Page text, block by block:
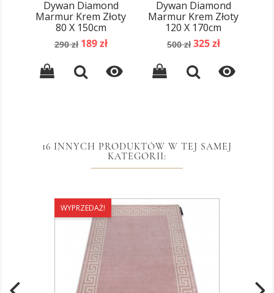
Dywan Diamond
Marmur Krem Złoty
80 X 150cm
Cena
290 zł Cena
189 zł

Dywan Diamond
Marmur Krem Złoty
120 X 170cm
Cena
500 zł Cena
325 zł

16 INNYCH PRODUKTÓW W TEJ SAMEJ
KATEGORII:
WYPRZEDAŻ!